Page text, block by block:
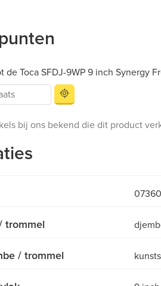
de Toca SFDJ-9WP 9 inch Synergy
bij ons bekend die dit product
trommel
/ trommel